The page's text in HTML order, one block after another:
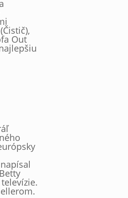
Out